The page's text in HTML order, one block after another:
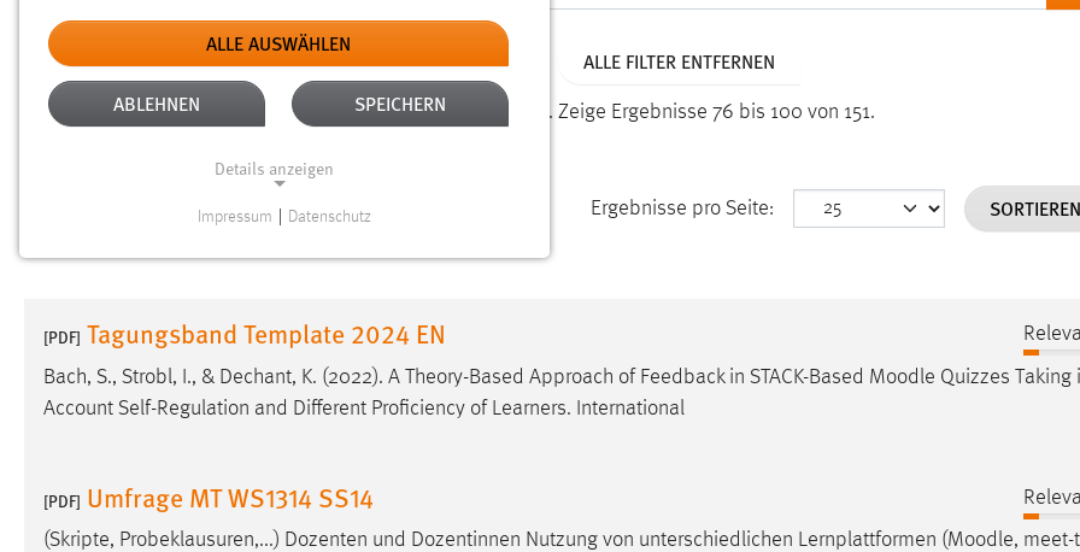
Aktive Filter: TYP: DATEIEN ALTER: ÜBER EIN JAHR ALLE FILTER ENTFERNEN
Gesucht nach "moodle". Es wurden 151 Ergebnisse gefunden. Zeige Ergebnisse 76 bis 100 von 151.
Ergebnisse pro Seite:
[PDF] Tagungsband Template 2024 EN
Bach, S., Strobl, I., & Dechant, K. (2022). A Theory-Based Approach of Feedback in STACK-Based Moodle Quizzes Taking
Account Self-Regulation and Different Proficiency of Learners. International
[PDF] Umfrage MT WS1314 SS14
(Skripte, Probeklausuren,...) Dozenten und Dozentinnen Nutzung von unterschiedlichen Lernplattformen (Moodle, meet-
ALLE AUSWÄHLEN
ABLEHNEN SPEICHERN
Details anzeigen
Website erforderlich.
Einverständnis
Zweck:
Dieser Cookie speichert die
ausgewählten Einverständnis-Optionen
des Benutzers
Impressum Datenschutz